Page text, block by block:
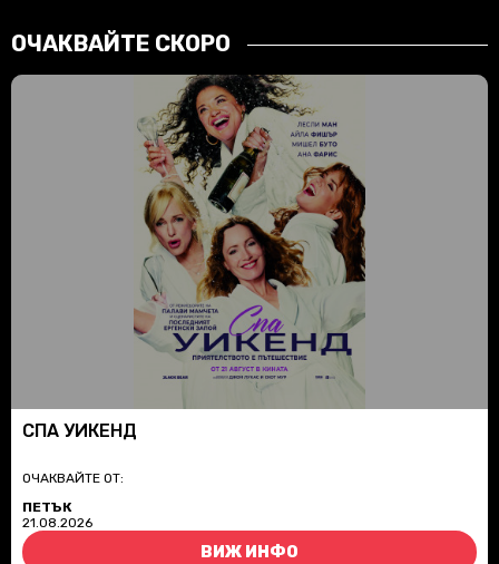
ОЧАКВАЙТЕ СКОРО
СПА УИКЕНД
ОЧАКВАЙТЕ ОТ:
ПЕТЪК
21.08.2026
ВИЖ ИНФО